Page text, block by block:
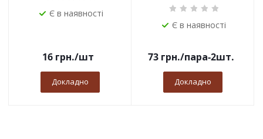
Є в наявності
16 грн./шт
Докладно
Є в наявності
73грн./пара-2шт.
Докладно